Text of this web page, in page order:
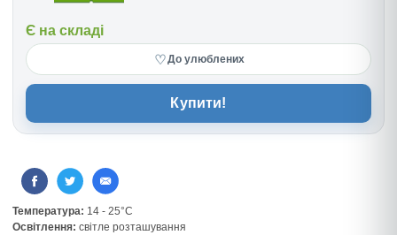
Є на складі
♡До улюблених
Купити!
Температура: 14 - 25°C
Освітлення: світле розташування